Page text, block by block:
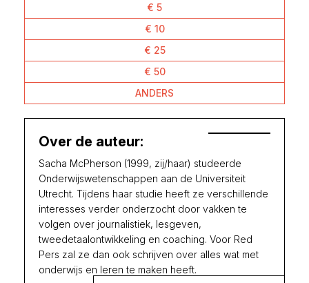
€ 5
€ 10
€ 25
€ 50
ANDERS
Over de auteur:
Sacha McPherson (1999, zij/haar) studeerde
Onderwijswetenschappen aan de Universiteit
Utrecht. Tijdens haar studie heeft ze verschillende
interesses verder onderzocht door vakken te
volgen over journalistiek, lesgeven,
tweedetaalontwikkeling en coaching. Voor Red
Pers zal ze dan ook schrijven over alles wat met
onderwijs en leren te maken heeft.